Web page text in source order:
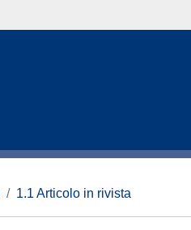
1.1 Articolo in rivista